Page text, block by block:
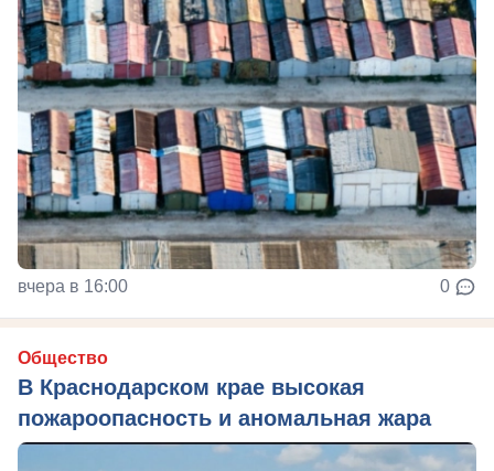
вчера в 16:00 0
Общество
В Краснодарском крае высокая
пожароопасность и аномальная жара